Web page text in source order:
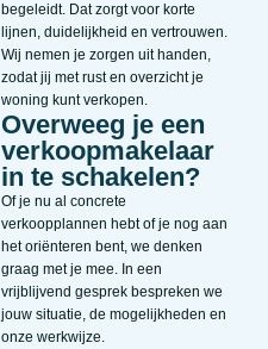
begeleidt. Dat zorgt voor korte
lijnen, duidelijkheid en vertrouwen.
Wij nemen je zorgen uit handen,
zodat jij met rust en overzicht je
woning kunt verkopen.
Overweeg je een
verkoopmakelaar
in te schakelen?
Of je nu al concrete
verkoopplannen hebt of je nog aan
het oriënteren bent, we denken
graag met je mee. In een
vrijblijvend gesprek bespreken we
jouw situatie, de mogelijkheden en
onze werkwijze.